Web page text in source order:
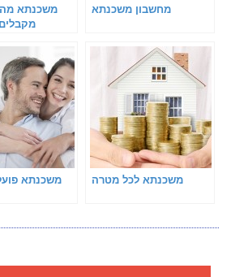
משכנתא
מחשבון משכנתא
משכנתא
משכנתא לכל מטרה